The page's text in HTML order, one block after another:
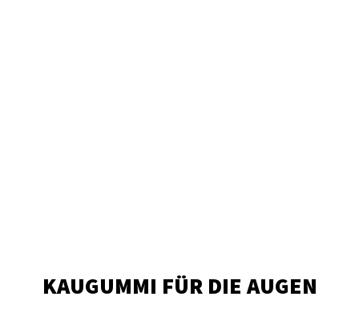
KAUGUMMI FÜR DIE AUGEN